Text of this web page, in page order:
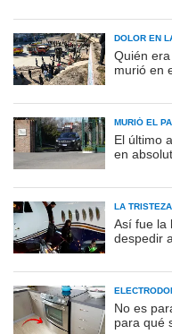
DOLOR EN
Quién
murió en
MURIÓ EL
El último
en
LA
Así fue la
despedir
No es
para qué